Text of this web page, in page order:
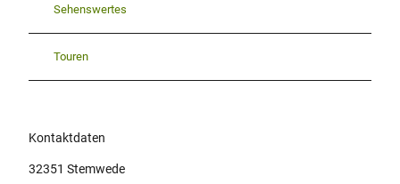
Sehenswertes
Touren
Kontaktdaten
32351 Stemwede